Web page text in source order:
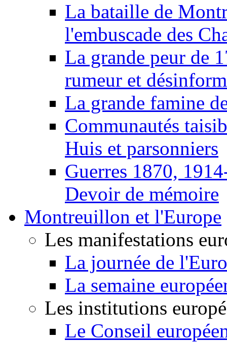
La bataille de
l'embuscade des
La grande peur de
rumeur et
La grande famine
Communautés
Huis et parsonniers
Guerres 1870,
Devoir de mémoire
Montreuillon et l'Europe
Les manifestations
La journée de
La semaine
Les institutions
Le Conseil